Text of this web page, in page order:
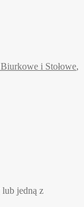
i Stołowe,
lub jedną z